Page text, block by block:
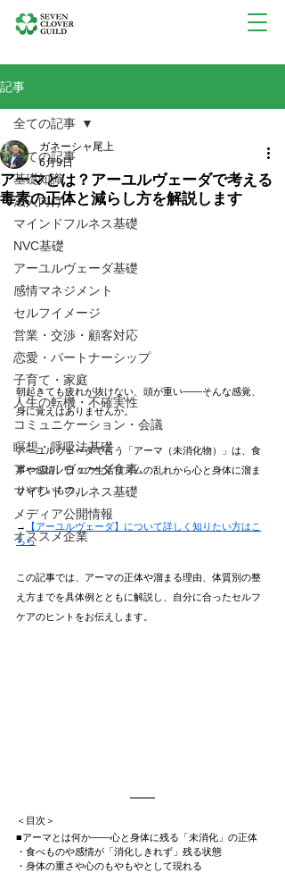
記事
全ての記事
基礎知識
法人向け
マインドフルネス基礎
NVC基礎
アーユルヴェーダ基礎
感情マネジメント
セルフイメージ
営業・交渉・顧客対応
恋愛・パートナーシップ
子育て・家庭
人生の転機・不確実性
コミュニケーション・会議
瞑想・呼吸法基礎
アーユルヴェーダ食事
マインドフルネス基礎
メディア公開情報
オススメ企業
全ての記事
アーマとは？アーユルヴェーダで考える
毒素の正体と減らし方を解説します
ガネーシャ尾上
6月9日
朝起きても疲れが抜けない、頭が重い――そんな感覚、
身に覚えはありませんか。
アーユルヴェーダで言う「アーマ（未消化物）」は、食
事や感情、日々の生活リズムの乱れから心と身体に溜ま
りやすいもの。
→
【アーユルヴェーダ】について詳しく知りたい方はこ
ちら
この記事では、アーマの正体や溜まる理由、体質別の整
え方までを具体例とともに解説し、自分に合ったセルフ
ケアのヒントをお伝えします。
＜目次＞
■アーマとは何か――心と身体に残る「未消化」の正体
・食べものや感情が「消化しきれず」残る状態
・身体の重さや心のもやもやとして現れる